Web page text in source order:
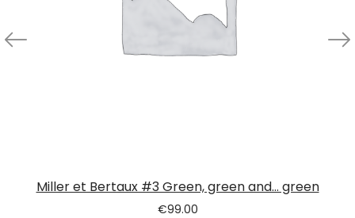
Miller et Bertaux #3 Green, green and… green
€99.00